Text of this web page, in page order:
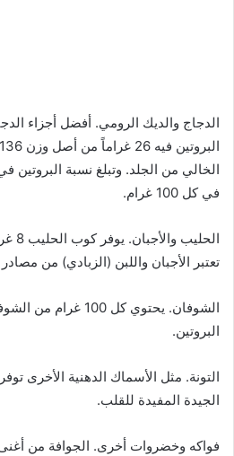
الدجاج والديك الرومي. أفضل أجزاء
في كل 100 غرام.
تعتبر الأجبان واللبن (الزبادي) من مصادر
البروتين.
التونة. مثل الأسماك الدهنية الأخرى
الجيدة المفيدة للقلب.
فواكه وخضروات أخرى. الجوافة من أغنى